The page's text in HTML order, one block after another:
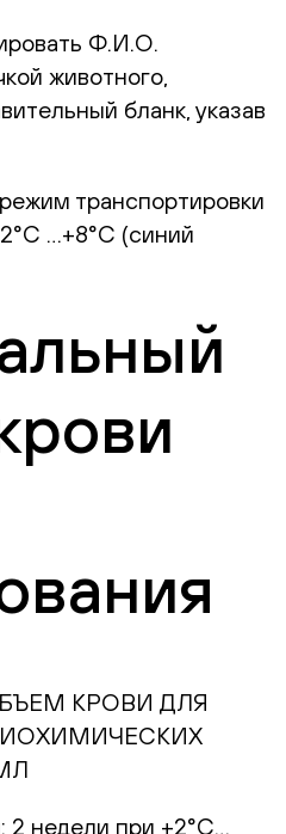
Ф.И.О.
животного,
бланк, указав
транспортировки
…+8°С (синий
КРОВИ ДЛЯ
2 недели при +2°С…